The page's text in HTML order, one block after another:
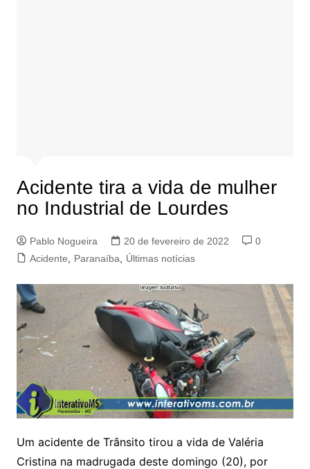
Acidente tira a vida de mulher
no Industrial de Lourdes
Pablo Nogueira 20 de fevereiro de 2022
0
Acidente
Paranaíba Últimas notícias
Um acidente de Trânsito tirou a vida de Valéria
Cristina na madrugada deste domingo (20), por